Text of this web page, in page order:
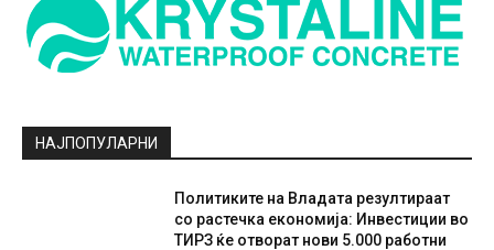
НАЈПОПУЛАРНИ
Политиките на Владата резултираат
со растечка економија: Инвестиции во
ТИРЗ ќе отворат нови 5.000 работни